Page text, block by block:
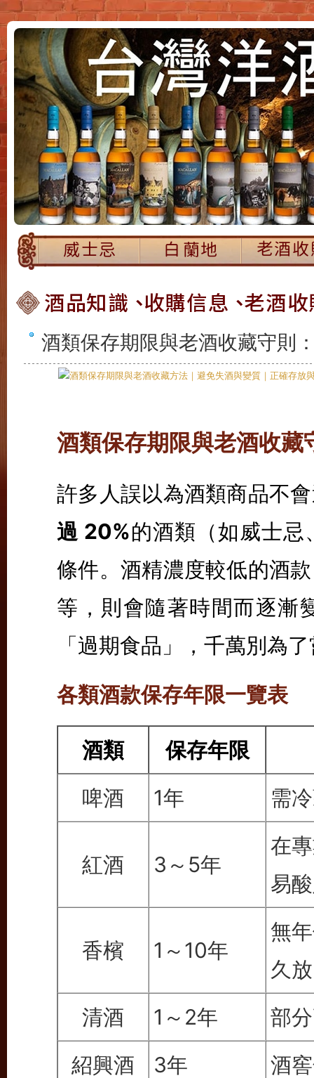
酒類保存期限與老酒收藏守則
酒類保存期限與老酒收
許多人誤以為酒類商品不
過 20%的酒類（如威士
條件。酒精濃度較低的酒
等，則會隨著時間而逐漸
「過期食品」，千萬別為
各類酒款保存年限一覽表
酒類 保存年限
啤酒
1年 需
紅酒 3～5年
在
易
香檳 1～10年
無
久
清酒
1～2年
部
紹興酒
3年 酒